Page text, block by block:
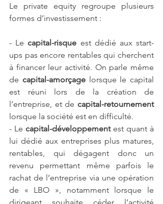
Le private equity regroupe plusieurs
formes d’investissement :
- Le capital-risque est dédié aux start-
ups pas encore rentables qui cherchent
à financer leur activité. On parle même
de capital-amorçage lorsque le capital
est réuni lors de la création de
l’entreprise, et de
capital-retournement
lorsque la société est en difficulté.
- Le capital-développement est quant à
lui dédié aux entreprises plus matures,
rentables, qui dégagent donc un
revenu permettant même parfois le
rachat de l’entreprise via une opération
de « LBO », notamment lorsque le
dirigeant souhaite céder l’activité